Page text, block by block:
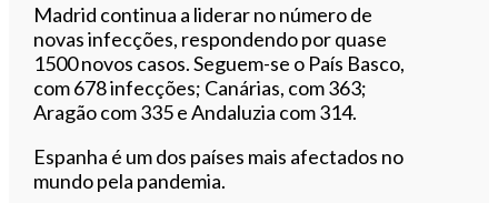
Madrid continua a liderar no número de
novas infecções, respondendo por quase
1500 novos casos. Seguem-se o País Basco,
com 678 infecções; Canárias, com 363;
Aragão com 335 e Andaluzia com 314.
Espanha é um dos países mais afectados no
mundo pela pandemia.